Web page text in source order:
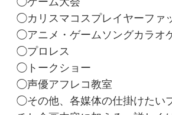
◯カリスマコスプレイヤーファ
◯アニメ・ゲームソングカラオ
◯プロレス
◯トークショー
◯声優アフレコ教室
◯その他、各媒体の仕掛けたい